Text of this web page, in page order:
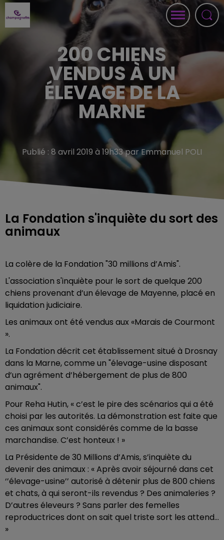
200 CHIENS
VENDUS À UN
ÉLEVAGE DE LA
MARNE
Publié : 8 avril 2019 à 19h33 par Emmanuel POLI
La Fondation s'inquiète du sort des
animaux
La colère de la Fondation "30 millions d’Amis".
L'association s'inquiète pour le sort de quelque 200
chiens provenant d’un élevage de Mayenne, placé en
liquidation judiciaire.
Les animaux ont été vendus aux «Marais de Courmont
».
La Fondation décrit cet établissement situé à Drosnay
dans la Marne, comme un "élevage-usine disposant
d’un agrément d’hébergement de plus de 800
animaux".
Pour Reha Hutin, « c’est le pire des scénarios qui a été
choisi par les autorités. La démonstration est faite que
ces animaux sont considérés comme de la basse
marchandise. C’est honteux ! »
La Présidente de 30 Millions d’Amis, s’inquiète du
devenir des animaux : « Après avoir séjourné dans cet
‘’élevage-usine’’ autorisé à détenir plus de 800 chiens
et chats, à qui seront-ils revendus ? Des animaleries ?
D’autres éleveurs ? Sans parler des femelles
reproductrices dont on sait quel triste sort les attend…
»